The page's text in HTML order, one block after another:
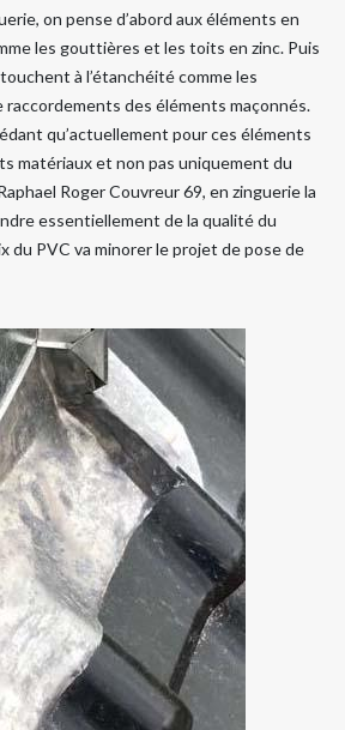
on pense d’abord aux éléments en
les gouttières et les toits en zinc. Puis
à l’étanchéité comme les
raccordements des éléments maçonnés.
qu’actuellement pour ces éléments
matériaux et non pas uniquement du
Roger Couvreur 69, en zinguerie la
essentiellement de la qualité du
du PVC va minorer le projet de pose de